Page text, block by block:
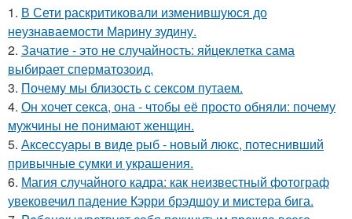
1. В Сети раскритиковали изменившуюся до
неузнаваемости Марину зудину.
2. Зачатие - это не случайность: яйцеклетка сама
выбирает сперматозоид.
3. Почему мы близость с сексом путаем.
4. Он хочет секса, она - чтобы её просто обняли: почему
мужчины не понимают женщин.
5. Аксессуары в виде рыб - новый люкс, потеснивший
привычные сумки и украшения.
6. Магия случайного кадра: как неизвестный фотограф
увековечил падение Кэрри брэдшоу и мистера бига.